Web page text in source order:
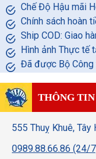
Chế Độ Hậu mãi
Chính sách hoàn
Ship COD: Giao
Hình ảnh Thực tế
Đã được Bộ
THÔNG
555 Thuỵ Khuê, Tây
0989.88.66.86 (24/